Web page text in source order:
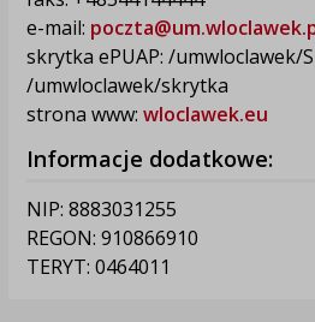
e-mail:
skrytka ePUAP: /umwloclawek/
/umwloclawek/skrytka
strona www: wloclawek.eu
Informacje dodatkowe:
NIP: 8883031255
REGON: 910866910
TERYT: 0464011